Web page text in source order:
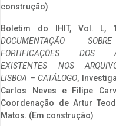
construção)
Boletim do IHIT, Vol. L,
DOCUMENTAÇÃO
FORTIFICAÇÕES DOS
EXISTENTES NOS
LISBOA – CATÁLOGO,
Carlos Neves e Filipe
Coordenação de Artur
Matos. (Em construção)